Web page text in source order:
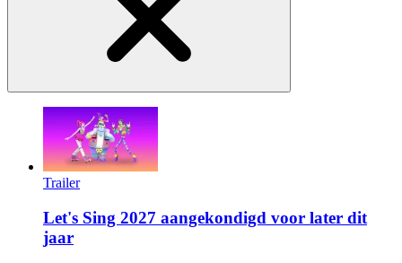
Trailer
Let's Sing 2027 aangekondigd voor later dit
jaar